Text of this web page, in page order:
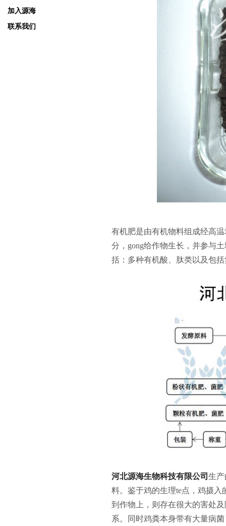
加入源海
联系我们
有机肥是由有机物料组成经高
分，gong给作物生长，并参与
括：多种有机酸、肽类以及包
河北源海生物科技有限公司 生
料。鉴于鸡的生理te点，鸡摄
到作物上，则存在很大的害处
系。同时鸡粪本身带有大量病